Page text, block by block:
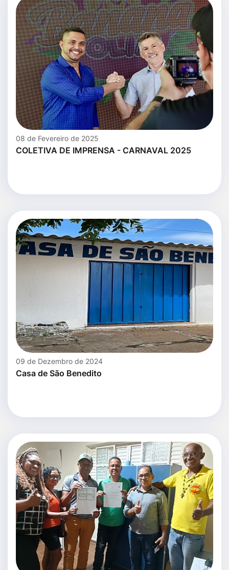
08 de Fevereiro de 2025
COLETIVA DE IMPRENSA - CARNAVAL 2025
09 de Dezembro de 2024
Casa de São Benedito